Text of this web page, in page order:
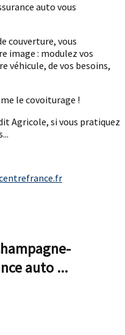
auto vous
couverture, vous
image : modulez vos
véhicule, de vos besoins,
le covoiturage !
Agricole, si vous pratiquez
auto ...